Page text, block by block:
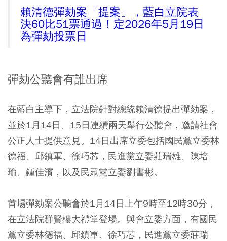
賴清德彈劾案「提案」，藍白立院表
決60比51票通過！定2026年5月19日
為彈劾投票日
彈劾公聽會有誰出席
在藍白主導下，立法院針對總統賴清德提出彈劾案，
並於1月14日、15日連續兩天舉行公聽會，邀請社會
公正人士提供意見。14日出席立委包括國民黨立委林
德福、邱鎮軍、徐巧芯，民進黨立委莊瑞雄、陳培
瑜、鍾佳濱，以及民眾黨立委劉書彬。
首場彈劾案公聽會於1月14日上午9時至12時30分，
在立法院群賢樓大禮堂登場。與會立委方面，有國民
黨立委林德福、邱鎮軍、徐巧芯，民進黨立委莊瑞